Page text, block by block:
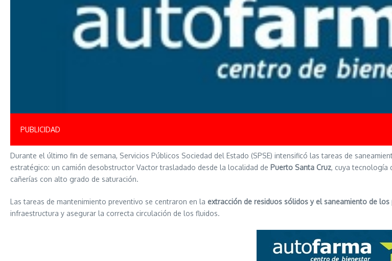
PUBLICIDAD
Durante el último fin de semana, Servicios Públicos Sociedad del Estado (SPSE) intensificó las tareas de
estratégico: un camión desobstructor Vactor trasladado desde la localidad de Puerto Santa Cruz, cuya tecnología
cañerías con alto grado de saturación.
Las tareas de mantenimiento preventivo se centraron en la extracción de residuos sólidos y el saneamiento de
infraestructura y asegurar la correcta circulación de los fluidos.